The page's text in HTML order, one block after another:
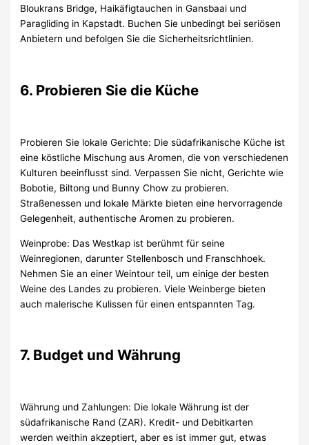
Bloukrans Bridge, Haikäfigtauchen in Gansbaai und
Paragliding in Kapstadt. Buchen Sie unbedingt bei seriösen
Anbietern und befolgen Sie die Sicherheitsrichtlinien.
6. Probieren Sie die Küche
Probieren Sie lokale Gerichte: Die südafrikanische Küche ist
eine köstliche Mischung aus Aromen, die von verschiedenen
Kulturen beeinflusst sind. Verpassen Sie nicht, Gerichte wie
Bobotie, Biltong und Bunny Chow zu probieren.
Straßenessen und lokale Märkte bieten eine hervorragende
Gelegenheit, authentische Aromen zu probieren.
Weinprobe: Das Westkap ist berühmt für seine
Weinregionen, darunter Stellenbosch und Franschhoek.
Nehmen Sie an einer Weintour teil, um einige der besten
Weine des Landes zu probieren. Viele Weinberge bieten
auch malerische Kulissen für einen entspannten Tag.
7. Budget und Währung
Währung und Zahlungen: Die lokale Währung ist der
südafrikanische Rand (ZAR). Kredit- und Debitkarten
werden weithin akzeptiert, aber es ist immer gut, etwas